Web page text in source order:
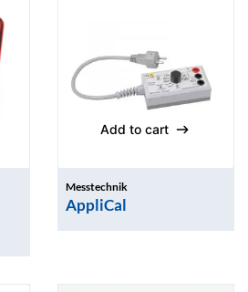
Add to cart
Messtechnik
AppliCal